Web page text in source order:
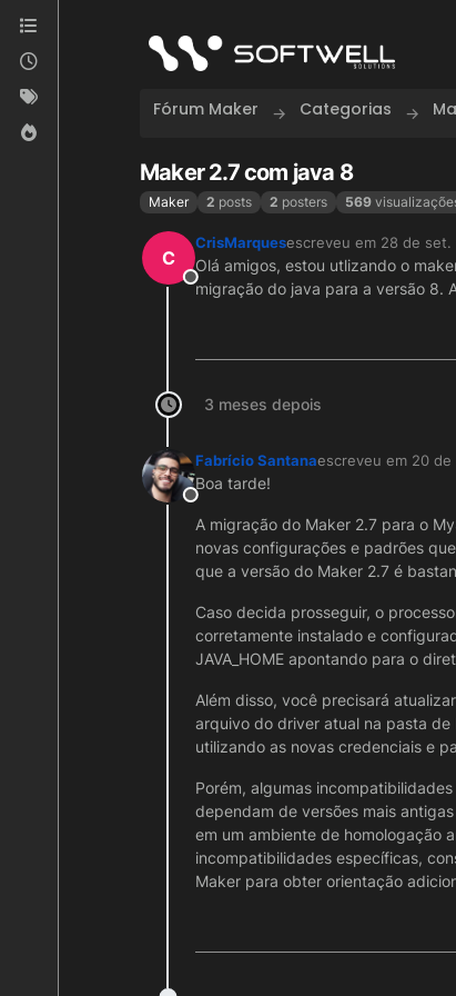
Skip to content
Fórum Maker Categorias
Maker 2.7 com java 8
Maker 2 posts 2 posters 569
C
Offline
CrisMarquesescreveu em 28 de set.
última edição por
Olá amigos, estou utlizando o
migração do java para a versão 8.
3 meses depois
Offline
Fabrício Santanaescreveu em 20 de
última edição por
Boa tarde!
A migração do Maker 2.7 para o
novas configurações e padrões
que a versão do Maker 2.7 é
Caso decida prosseguir, o
corretamente instalado e
JAVA_HOME apontando para o
Além disso, você precisará
arquivo do driver atual na pasta
utilizando as novas credenciais e
Porém, algumas
dependam de versões mais
em um ambiente de homologação
incompatibilidades específicas,
Maker para obter orientação